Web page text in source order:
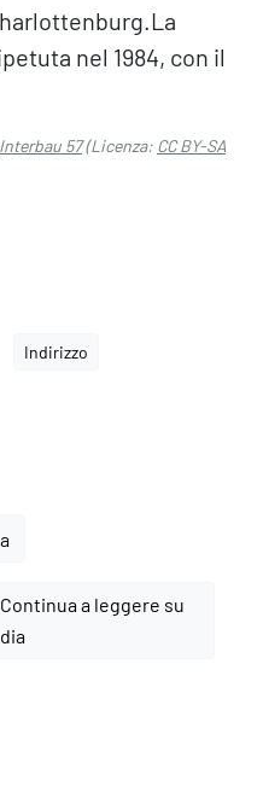
nel 1984, con il
Interbau 57(Licenza: CC BY-SA
Indirizzo
Continua a leggere su